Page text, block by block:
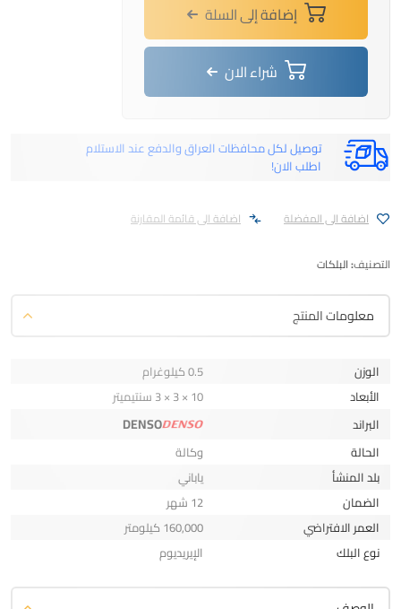
(Denso
-
موديل
ITV20TT
-
8250
إضافة إلى السلة
شراء الان
توصيل لكل محافظات العراق والدفع عند الاستلام
اطلب الان!
اضافة الى المفضلة اضافة الى قائمة المقارنة
التصنيف:البلكات
معلومات المنتج
الوزن
0.5 كيلوغرام
الأبعاد
10 × 3 × 3 سنتيميتر
البراند
DENSO
الحالة
وكالة
بلد المنشأ
ياباني
الضمان
12 شهر
العمر الافتراضي
160,000 كيلومتر
نوع البلك
الإيريديوم